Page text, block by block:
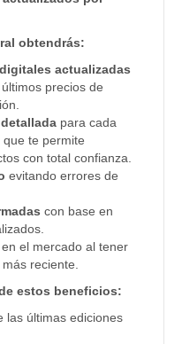
obtendrás:
actualizadas
precios de
para cada
te permite
con total confianza.
evitando errores de
con base en
en el mercado al tener
reciente.
estos beneficios:
las últimas ediciones